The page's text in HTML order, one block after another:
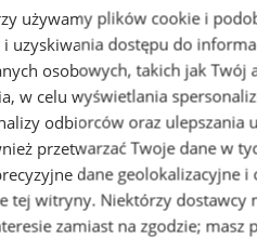
używamy plików cookie i
uzyskiwania dostępu do
osobowych, takich jak
w celu wyświetlania
odbiorców oraz ulepszania
przetwarzać Twoje dane w
dane geolokalizacyjne
tej witryny. Niektórzy dostawcy
zamiast na zgodzie; masz